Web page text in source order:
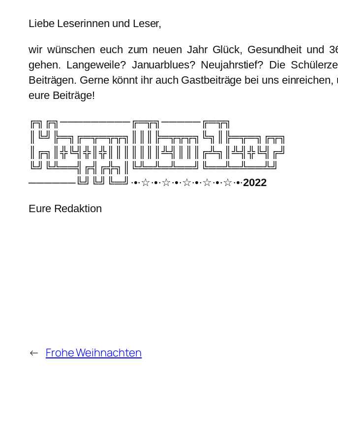
Liebe Leserinnen und Leser,
wir wünschen euch zum neuen Jahr Glück, Gesundheit und
gehen. Langeweile? Januarblues? Neujahrstief? Die
Beiträgen. Gerne könnt ihr auch Gastbeiträge bei uns
eure Beiträge!
╔╗╔╗─────────╔═╦╗─────╔═╦╗
║╚╝╠═╗╔═╦═╦╦╗║║║╠═╦╦╦╗╚╗║╠═╦═╗╔╦╗
║╔╗║╬╚╣╬║╬║║║║║║║╩╣║║║╔╩╗║╩╣╬╚╣╔╝
╚╝╚╩══╣╔╣╔╬╗║╚╩═╩═╩══╝╚══╩═╩══╩╝
──────╚╝╚╝╚═╝·•·☆·•·☆·•·☆·•·☆·•·☆·•·2022
Eure Redaktion
← Frohe Weihnachten